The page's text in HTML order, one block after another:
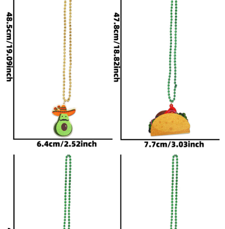
本店商品均为实拍图，产品
有详细的说明（ 材质、尺
寸、重量
等），请放心选
购！
1、产品说明： 本店主营圣
诞节、万圣节、节庆用品，
绝大多数的商品坚持性价比
的原则，但是每位顾客的要
求 和挑剔程度不同。季节
性节庆产品又有它的特殊
性，我们无法保证每个产品
的 十全十美，由于批量生
产，难免会有细微瑕疵，但
不会影响您的使用，如有严
重质量问题，我们会及时给
你您解决。请无法接受细微
瑕疵的亲三思而后拍！包装
如有特殊需求请先与客服确